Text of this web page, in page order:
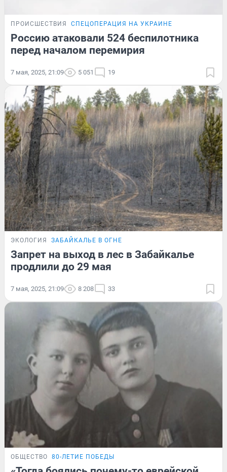
ПРОИСШЕСТВИЯ СПЕЦОПЕРАЦИЯ НА УКРАИНЕ
Россию атаковали 524 беспилотника
перед началом перемирия
7 мая, 2025, 21:09 5 051 19
ЭКОЛОГИЯ ЗАБАЙКАЛЬЕ В ОГНЕ
Запрет на выход в лес в Забайкалье
продлили до 29 мая
7 мая, 2025, 21:09 8 208 33
ОБЩЕСТВО 80-ЛЕТИЕ ПОБЕДЫ